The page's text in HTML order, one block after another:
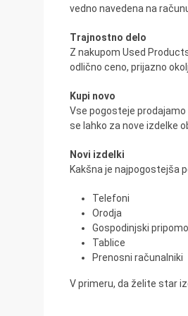
vedno navedena na
Trajnostno delo
Z nakupom Used
odlično ceno, prijazno
Kupi novo
Vse pogosteje prodajamo
se lahko za nove izdelke
Novi izdelki
Kakšna je najpogostejša
Telefoni
Orodja
Gospodinjski
Tablice
Prenosni računalniki
V primeru, da želite star